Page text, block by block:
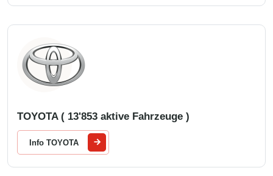
TOYOTA ( 13'853 aktive Fahrzeuge )
Info TOYOTA